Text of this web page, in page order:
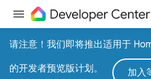
请注意！我们即将推出适用于
的开发者预览版计划。 加入